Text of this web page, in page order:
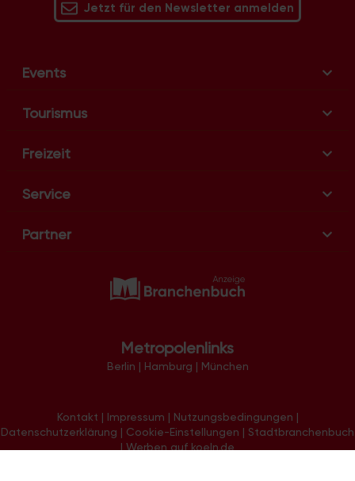
Jetzt für den Newsletter anmelden
Events
Tourismus
Freizeit
Service
Partner
Metropolenlinks
Berlin | Hamburg | München
Kontakt | Impressum | Nutzungsbedingungen |
Datenschutzerklärung | Cookie-Einstellungen | Stadtbranchenbuch
| Werben auf koeln.de